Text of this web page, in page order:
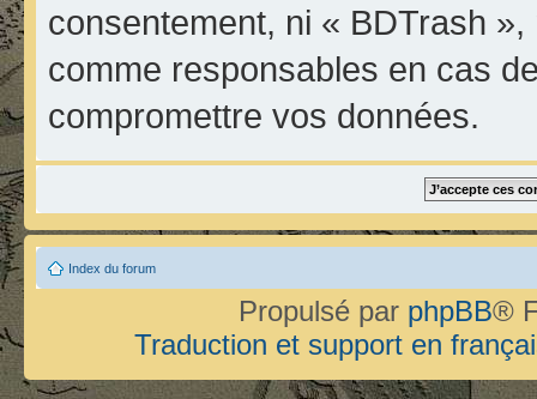
consentement, ni « BDTrash
comme responsables en cas
compromettre vos données.
Index du forum
Propulsé par phpBB®
Traduction et support en